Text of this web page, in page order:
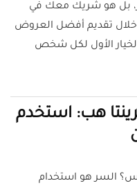
بل هو شريك معك في
خلال تقديم أفضل العروض
الأول لكل شخص
هب: استخدم
السر هو استخدام